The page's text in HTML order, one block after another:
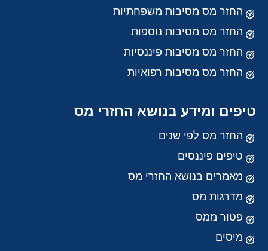
החזר מס מסיבות משפחתיות
החזר מס מסיבות נוספות
החזר מס מסיבות פיננסיות
החזר מס מסיבות רפואיות
טיפים ומידע בנושא החזרי מס
החזר מס לפי שנים
טיפים פיננסים
מאמרים בנושא החזרי מס
מדרגות מס
פטור ממס
מיסים